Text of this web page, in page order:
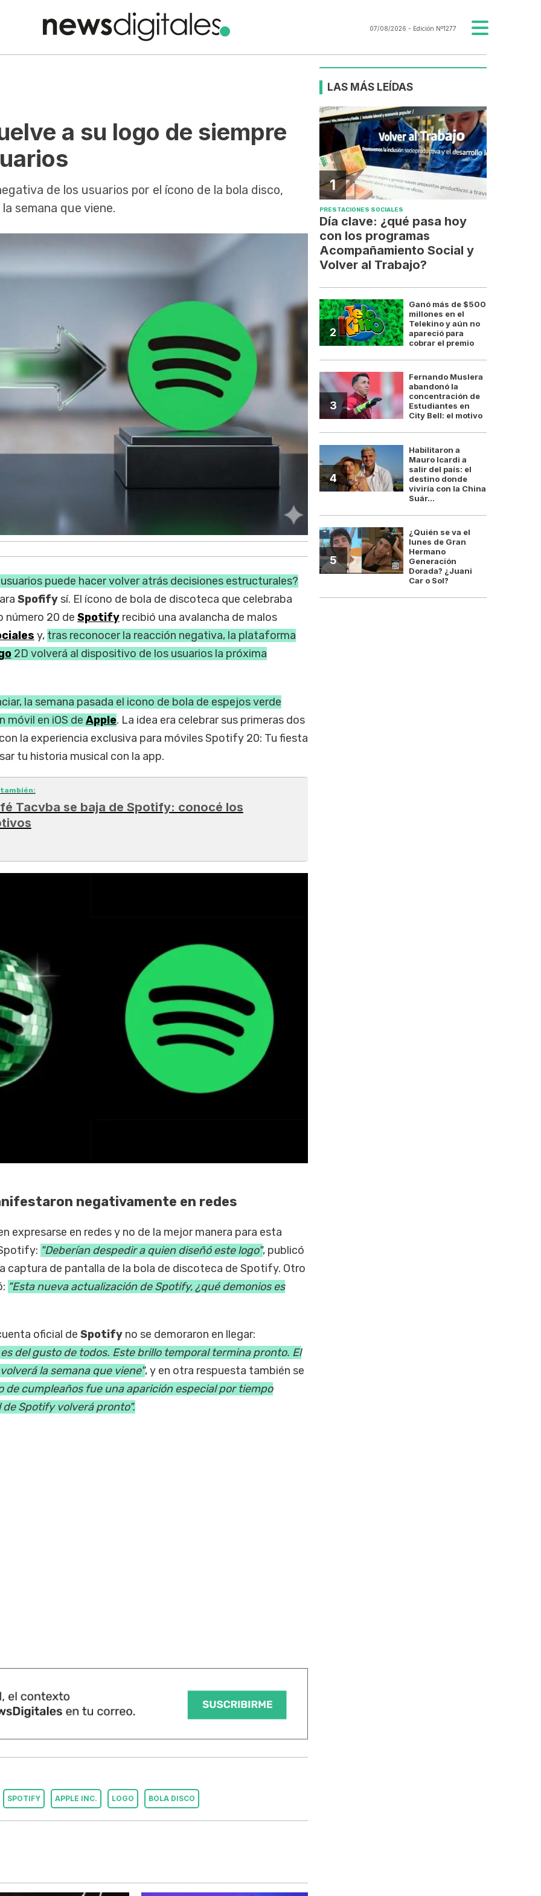
07/08/2026 - Edición Nº1277
a su logo de siempre
de los usuarios por el ícono de la bola disco,
semana que viene.
puede hacer volver atrás decisiones estructurales?
Spofify sí. El ícono de bola de discoteca que celebraba
número 20 de Spotifyrecibió una avalancha de malos
y, tras reconocer la reacción negativa, la plataforma
2D volverá al dispositivo de los usuarios la próxima
la semana pasada el icono de bola de espejos verde
móvil en iOS de Apple. La idea era celebrar sus primeras dos
la experiencia exclusiva para móviles Spotify 20: Tu fiesta
tu historia musical con la app.
Tacvba se baja de Spotify: conocé los
negativamente en redes
expresarse en redes y no de la mejor manera para esta
"Deberían despedir a quien diseñó este logo", publicó
captura de pantalla de la bola de discoteca de Spotify. Otro
"Esta nueva actualización de Spotify, ¿qué demonios es
oficial de Spotify no se demoraron en llegar:
del gusto de todos. Este brillo temporal termina pronto. El
la semana que viene", y en otra respuesta también se
de cumpleaños fue una aparición especial por tiempo
Spotify volverá pronto".
SPOTIFY APPLE INC. LOGO BOLA DISCO
LAS MÁS LEÍDAS
1
PRESTACIONES SOCIALES
Día clave: ¿qué pasa hoy
con los programas
Acompañamiento Social y
Volver al Trabajo?
2
Ganó más de $500
millones en el
Telekino y aún no
apareció para
cobrar el premio
3
Fernando Muslera
abandonó la
concentración de
Estudiantes en
City Bell: el motivo
4
Habilitaron a
Mauro Icardi a
salir del país: el
destino donde
viviría con la China
Suár...
5
¿Quién se va el
lunes de Gran
Hermano
Generación
Dorada? ¿Juani
Car o Sol?